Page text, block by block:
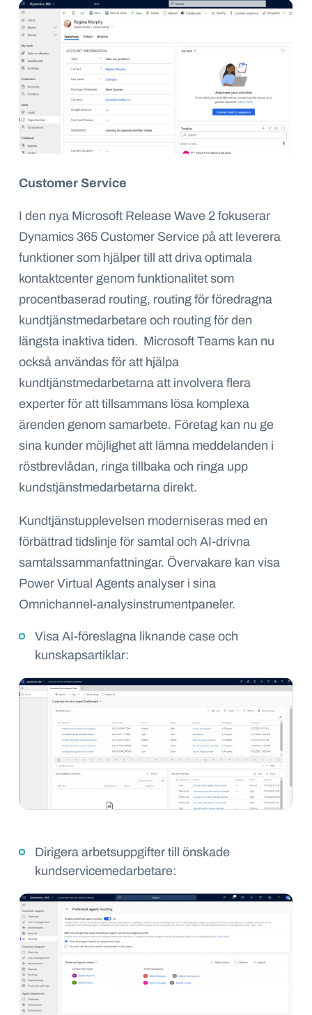
Customer Service
I den nya Microsoft Release Wave 2 fokuserar
Dynamics 365 Customer Service på att leverera
funktioner som hjälper till att driva optimala
kontaktcenter genom funktionalitet som
procentbaserad routing, routing för föredragna
kundtjänstmedarbetare och routing för den
längsta inaktiva tiden. Microsoft Teams kan nu
också användas för att hjälpa
kundtjänstmedarbetarna att involvera flera
experter för att tillsammans lösa komplexa
ärenden genom samarbete. Företag kan nu ge
sina kunder möjlighet att lämna meddelanden i
röstbrevlådan, ringa tillbaka och ringa upp
kundstjänstmedarbetarna direkt.
Kundtjänstupplevelsen moderniseras med en
förbättrad tidslinje för samtal och AI-drivna
samtalssammanfattningar. Övervakare kan visa
Power Virtual Agents analyser i sina
Omnichannel-analysinstrumentpaneler.
Visa AI-föreslagna liknande case och
kunskapsartiklar:
Dirigera arbetsuppgifter till önskade
kundservicemedarbetare: